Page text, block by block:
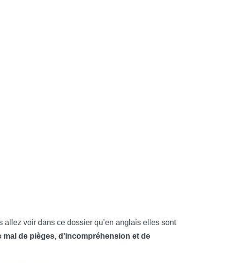
allez voir dans ce dossier qu’en anglais elles sont
mal de pièges, d’incompréhension et de